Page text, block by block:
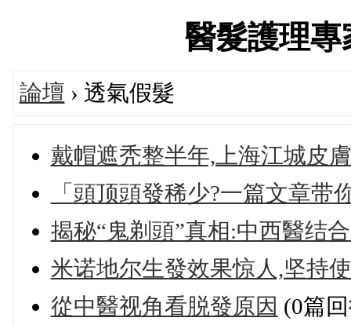
醫髮護理
論壇 › 透氣假髮
戴帽遮秃整半年,上海江城皮
「頭顶頭發稀少?一篇文章带
揭秘“鬼剃頭”真相:中西醫结
米诺地尔生發效果惊人,坚持
從中醫视角看脱發原因 (0篇